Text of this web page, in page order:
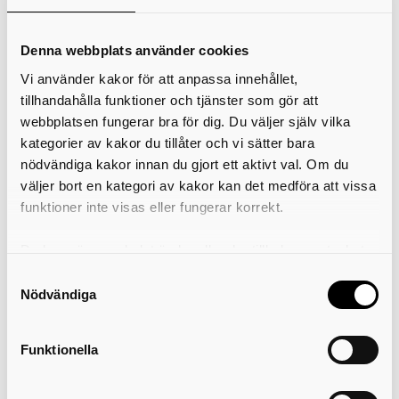
Denna webbplats använder cookies
Vi använder kakor för att anpassa innehållet,
tillhandahålla funktioner och tjänster som gör att
webbplatsen fungerar bra för dig. Du väljer själv vilka
kategorier av kakor du tillåter och vi sätter bara
nödvändiga kakor innan du gjort ett aktivt val. Om du
väljer bort en kategori av kakor kan det medföra att vissa
funktioner inte visas eller fungerar korrekt.
användning av kakor som du hittar längst ner på sidan
Nödvändiga
Funktionella
Sommarjobb för dig över 18 år
Vill du göra skillnad, på riktigt? Varje sommar
behöver vi flera hundra sommarvikarier. Här
finns spännande och viktiga sommarjobb inom
många områden. Välkommen till oss i sommar!
Våra medarbetare berättar
Hos oss arbetar 5500 medarbetare och alla är
lika viktiga. Här får du lära känna några av våra